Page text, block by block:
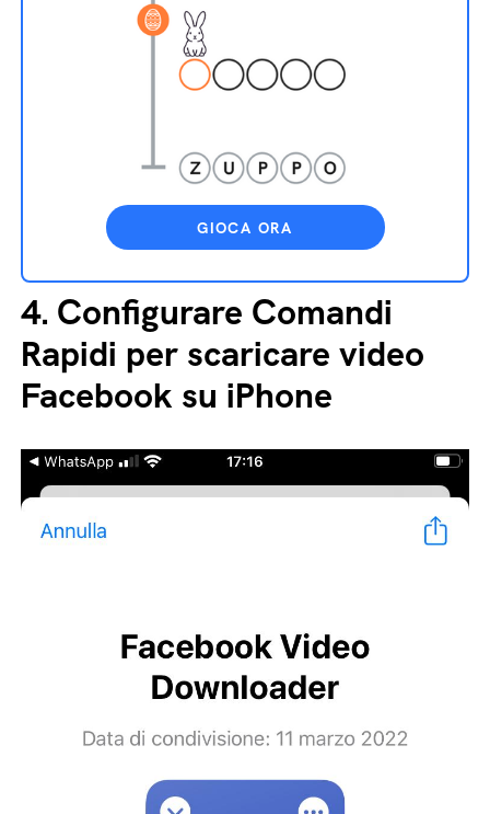
GIOCA ORA
4. Configurare Comandi
Rapidi per scaricare video
Facebook su iPhone